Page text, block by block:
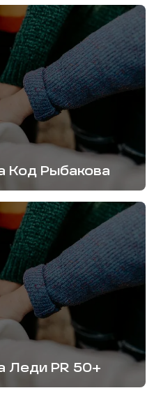
Код Рыбакова
Леди PR 50+